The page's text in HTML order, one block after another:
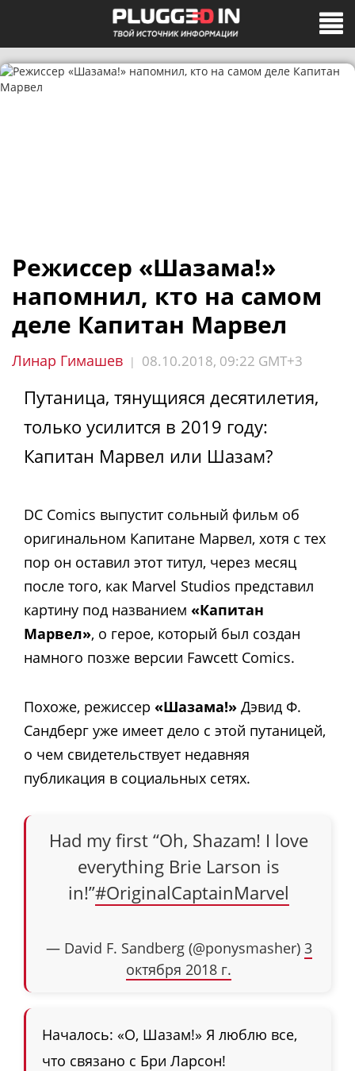
Режиссер «Шазама!»
напомнил, кто на самом
деле Капитан Марвел
Линар Гимашев | 08.10.2018, 09:22 GMT+3
Путаница, тянущияся десятилетия,
только усилится в 2019 году:
Капитан Марвел или Шазам?
DC Comics выпустит сольный фильм об
оригинальном Капитане Марвел, хотя с тех
пор он оставил этот титул, через месяц
после того, как Marvel Studios представил
картину под названием «Капитан
Марвел», о герое, который был создан
намного позже версии Fawcett Comics.
Похоже, режиссер «Шазама!» Дэвид Ф.
Сандберг уже имеет дело с этой путаницей,
о чем свидетельствует недавняя
публикация в социальных сетях.
Had my first “Oh, Shazam! I love
everything Brie Larson is
in!”#OriginalCaptainMarvel
— David F. Sandberg (@ponysmasher) 3
октября 2018 г.
Началось: «О, Шазам!» Я люблю все,
что связано с Бри Ларсон!